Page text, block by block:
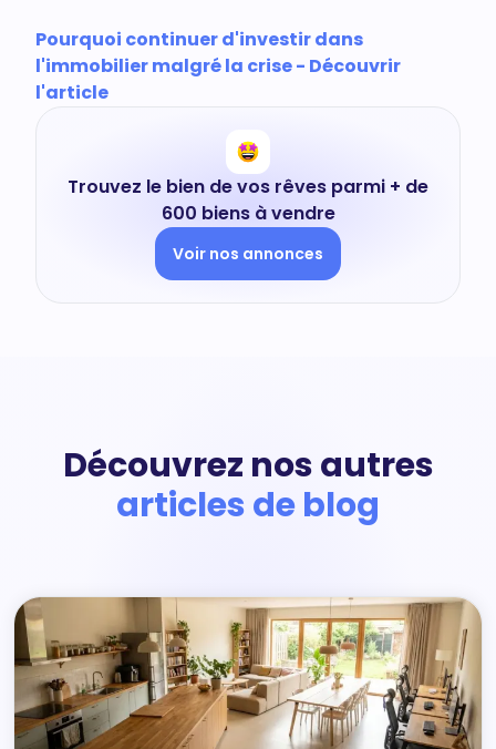
Pourquoi continuer d'investir dans
l'immobilier malgré la crise - Découvrir
l'article
Trouvez le bien de vos rêves parmi + de
600 biens à vendre
Voir nos annonces
Découvrez nos autres
articles de blog